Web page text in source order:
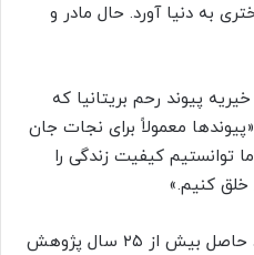
به دنیا آورد. حال مادر و
خیریه پیوند رحم بریتانیا که
معمولاً برای نجات جان
توانستیم کیفیت زندگی را
کنیم.»
به گفته این بنیاد، تولد این نوزاد حاصل بیش از ۲۵ سال پژوهش